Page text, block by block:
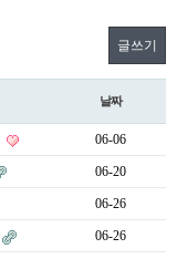
글쓰기
날짜
06-06
06-20
06-26
06-26